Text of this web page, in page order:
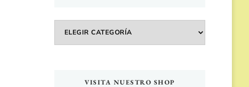
Categorías
VISITA NUESTRO SHOP